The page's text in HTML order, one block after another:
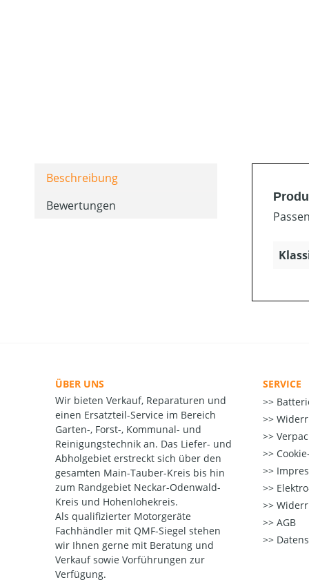
Beschreibung
Bewertungen
ÜBER UNS
Wir bieten Verkauf, Reparaturen und
einen Ersatzteil-Service im Bereich
Garten-, Forst-, Kommunal- und
Reinigungstechnik an. Das Liefer- und
Abholgebiet erstreckt sich über den
gesamten Main-Tauber-Kreis bis hin
zum Randgebiet Neckar-Odenwald-
Kreis und Hohenlohekreis.
Als qualifizierter Motorgeräte
Fachhändler mit QMF-Siegel stehen
wir Ihnen gerne mit Beratung und
Verkauf sowie Vorführungen zur
Verfügung.
SERVICE
AGB